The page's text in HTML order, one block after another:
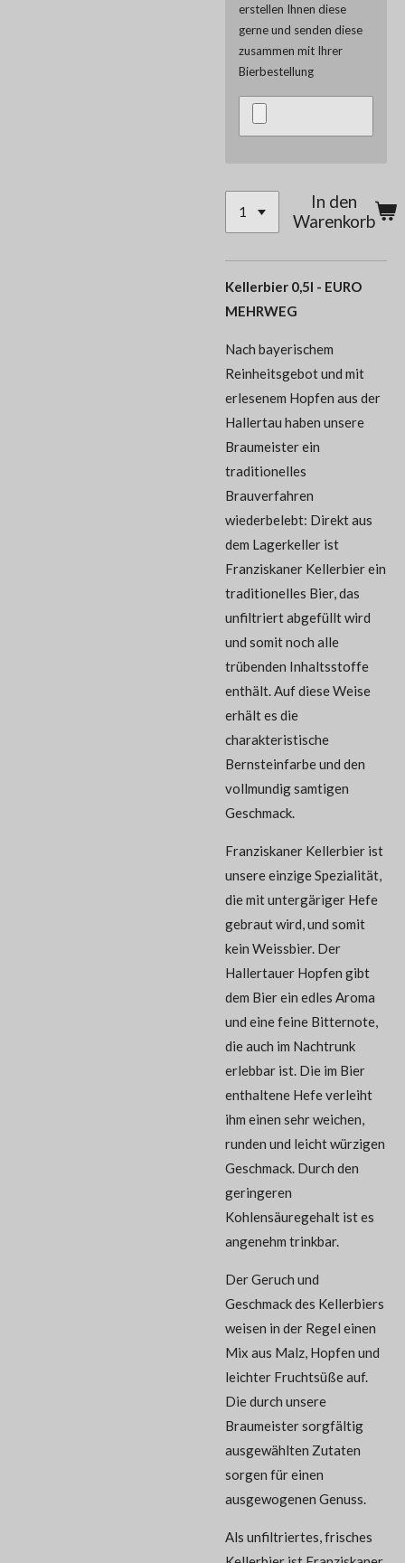
erstellen Ihnen diese
gerne und senden diese
zusammen mit Ihrer
Bierbestellung
In den
Warenkorb
Kellerbier 0,5l - EURO
MEHRWEG
Nach bayerischem
Reinheitsgebot und mit
erlesenem Hopfen aus der
Hallertau haben unsere
Braumeister ein
traditionelles
Brauverfahren
wiederbelebt: Direkt aus
dem Lagerkeller ist
Franziskaner Kellerbier ein
traditionelles Bier, das
unfiltriert abgefüllt wird
und somit noch alle
trübenden Inhaltsstoffe
enthält. Auf diese Weise
erhält es die
charakteristische
Bernsteinfarbe und den
vollmundig samtigen
Geschmack.
Franziskaner Kellerbier ist
unsere einzige Spezialität,
die mit untergäriger Hefe
gebraut wird, und somit
kein Weissbier. Der
Hallertauer Hopfen gibt
dem Bier ein edles Aroma
und eine feine Bitternote,
die auch im Nachtrunk
erlebbar ist. Die im Bier
enthaltene Hefe verleiht
ihm einen sehr weichen,
runden und leicht würzigen
Geschmack. Durch den
geringeren
Kohlensäuregehalt ist es
angenehm trinkbar.
Der Geruch und
Geschmack des Kellerbiers
weisen in der Regel einen
Mix aus Malz, Hopfen und
leichter Fruchtsüße auf.
Die durch unsere
Braumeister sorgfältig
ausgewählten Zutaten
sorgen für einen
ausgewogenen Genuss.
Als unfiltriertes, frisches